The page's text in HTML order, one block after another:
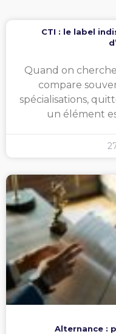
CTI : le label
Quand on
compare
spécialisations,
un élément
Alternance :